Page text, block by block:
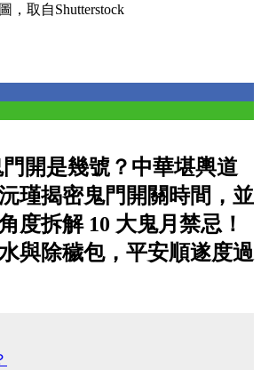
，取自Shutterstock
開是幾號？中華堪輿道
瑾揭密鬼門開關時間，並
度拆解 10 大鬼月禁忌！
與除穢包，平安順遂度過